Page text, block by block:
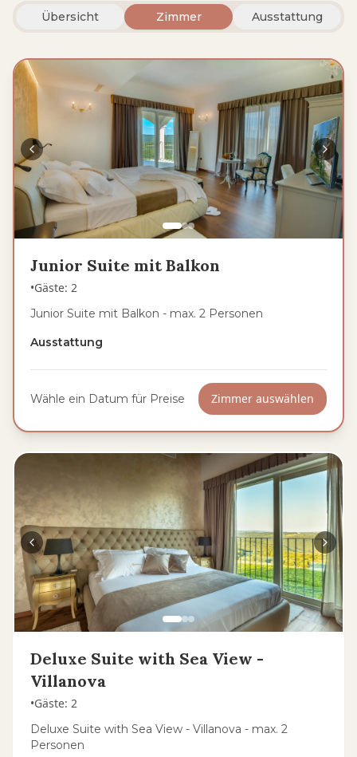
Übersicht Zimmer Ausstattung
Junior Suite mit Balkon
•Gäste: 2
Junior Suite mit Balkon - max. 2 Personen
Ausstattung
Wähle ein Datum für Preise Zimmer auswählen
Deluxe Suite with Sea View -
Villanova
•Gäste: 2
Deluxe Suite with Sea View - Villanova - max. 2
Personen